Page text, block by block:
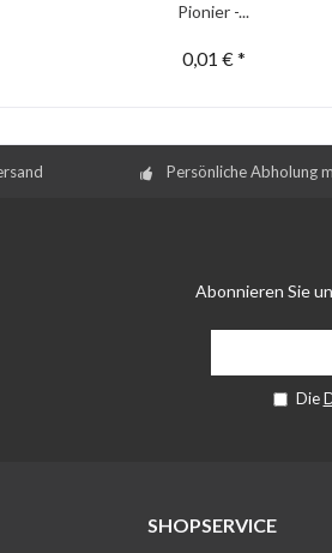
Pionier -...
0,01 € *
Persönliche Abholung
Abonnieren Sie
Die
SHOPSERVICE